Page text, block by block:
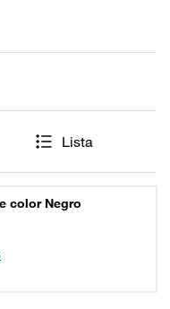
Lista
color Negro